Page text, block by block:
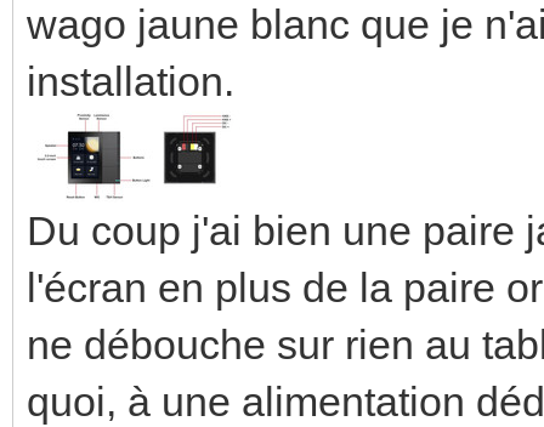
wago jaune blanc que je
installation.
Du coup j'ai bien une paire
l'écran en plus de la paire
ne débouche sur rien au
quoi, à une alimentation